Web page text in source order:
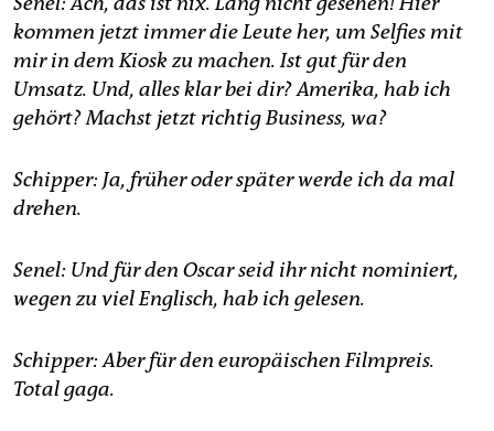
kommen jetzt immer die Leute her, um Selfies mit
mir in dem Kiosk zu machen. Ist gut für den
Umsatz. Und, alles klar bei dir? Amerika, hab ich
gehört? Machst jetzt richtig Business, wa?
Schipper: Ja, früher oder später werde ich da mal
drehen.
Senel: Und für den Oscar seid ihr nicht nominiert,
wegen zu viel Englisch, hab ich gelesen.
Schipper: Aber für den europäischen Filmpreis.
Total gaga.